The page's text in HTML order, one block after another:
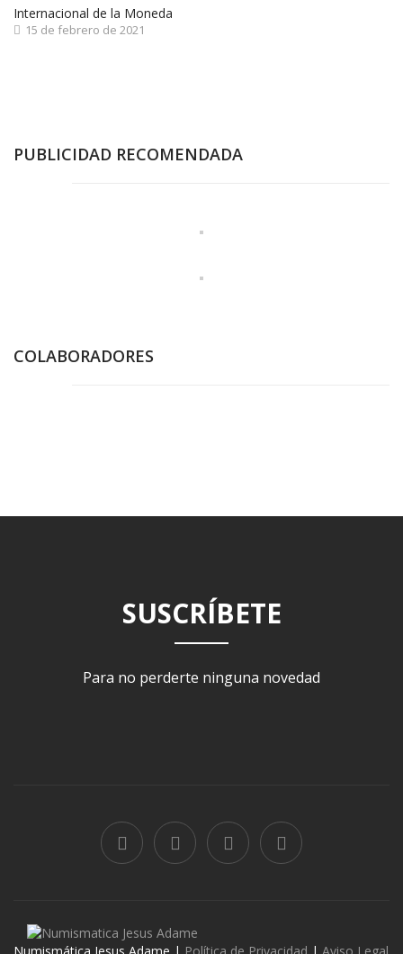
Internacional de la Moneda
15 de febrero de 2021
PUBLICIDAD RECOMENDADA
COLABORADORES
SUSCRÍBETE
Para no perderte ninguna novedad